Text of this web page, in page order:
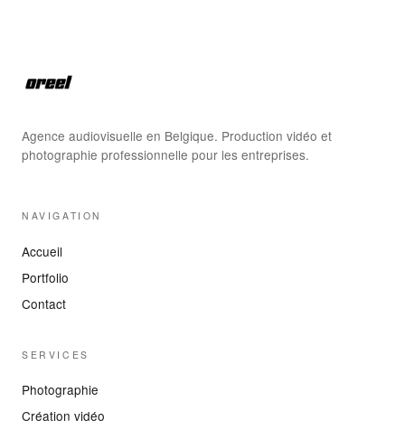
Agence audiovisuelle en Belgique. Production vidéo et
photographie professionnelle pour les entreprises.
NAVIGATION
Accueil
Portfolio
Contact
SERVICES
Photographie
Création vidéo